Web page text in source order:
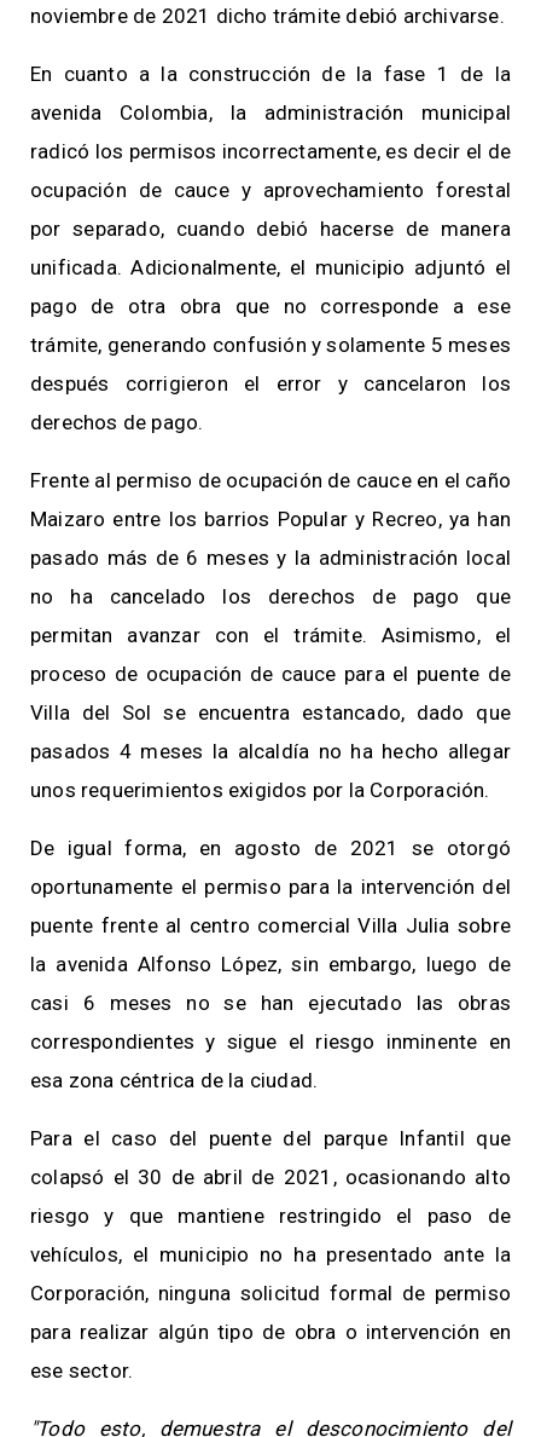
noviembre de 2021 dicho trámite debió archivarse.
En cuanto a la construcción de la fase 1 de la
avenida Colombia, la administración municipal
radicó los permisos incorrectamente, es decir el de
ocupación de cauce y aprovechamiento forestal
por separado, cuando debió hacerse de manera
unificada. Adicionalmente, el municipio adjuntó el
pago de otra obra que no corresponde a ese
trámite, generando confusión y solamente 5 meses
después corrigieron el error y cancelaron los
derechos de pago.
Frente al permiso de ocupación de cauce en el caño
Maizaro entre los barrios Popular y Recreo, ya han
pasado más de 6 meses y la administración local
no ha cancelado los derechos de pago que
permitan avanzar con el trámite. Asimismo, el
proceso de ocupación de cauce para el puente de
Villa del Sol se encuentra estancado, dado que
pasados 4 meses la alcaldía no ha hecho allegar
unos requerimientos exigidos por la Corporación.
De igual forma, en agosto de 2021 se otorgó
oportunamente el permiso para la intervención del
puente frente al centro comercial Villa Julia sobre
la avenida Alfonso López, sin embargo, luego de
casi 6 meses no se han ejecutado las obras
correspondientes y sigue el riesgo inminente en
esa zona céntrica de la ciudad.
Para el caso del puente del parque Infantil que
colapsó el 30 de abril de 2021, ocasionando alto
riesgo y que mantiene restringido el paso de
vehículos, el municipio no ha presentado ante la
Corporación, ninguna solicitud formal de permiso
para realizar algún tipo de obra o intervención en
ese sector.
"Todo esto, demuestra el desconocimiento del